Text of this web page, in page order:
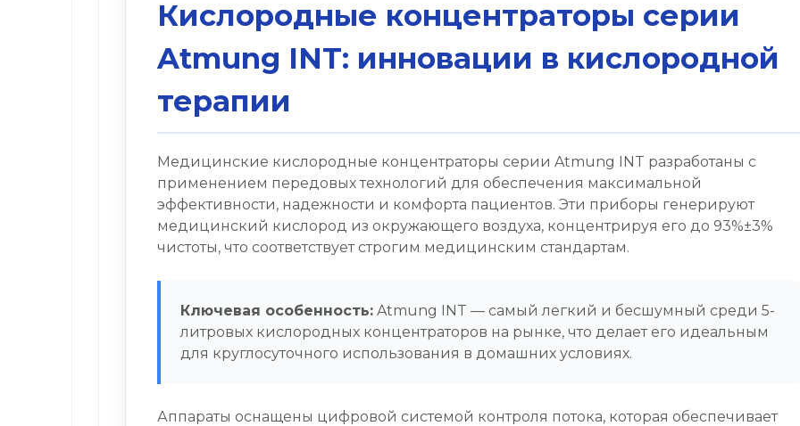
Кислородные концентраторы серии
Atmung INT: инновации в кислородной
терапии
Медицинские кислородные концентраторы серии Atmung INT разработаны с
применением передовых технологий для обеспечения максимальной
эффективности, надежности и комфорта пациентов. Эти приборы генерируют
медицинский кислород из окружающего воздуха, концентрируя его до 93%±3%
чистоты, что соответствует строгим медицинским стандартам.
Ключевая особенность: Atmung INT — самый легкий и бесшумный среди 5-
литровых кислородных концентраторов на рынке, что делает его идеальным
для круглосуточного использования в домашних условиях.
Аппараты оснащены цифровой системой контроля потока, которая обеспечивает